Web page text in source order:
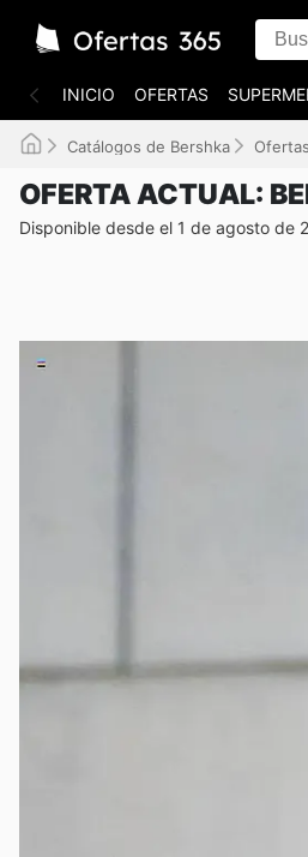
INICIO OFERTAS
Catálogos de Bershka Ofertas
OFERTA ACTUAL:
Disponible desde el 1 de agosto de